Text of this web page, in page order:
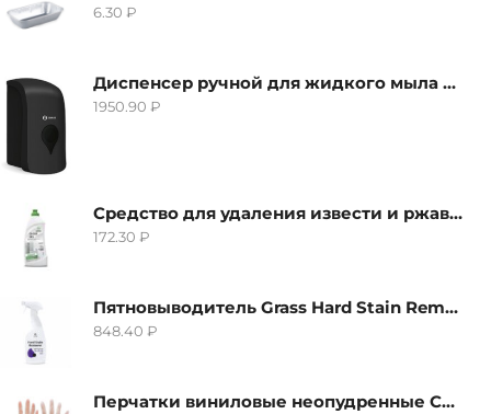
6.30 ₽
Диспенсер ручной для жидкого мыла Grass IT-0638, черный
1950.90 ₽
Средство для удаления извести и ржавчины Grass Gloss-Gel, 500мл
172.30 ₽
Пятновыводитель Grass Hard Stain Remover, 600мл
848.40 ₽
Перчатки виниловые неопудренные CTP-BS, размер S